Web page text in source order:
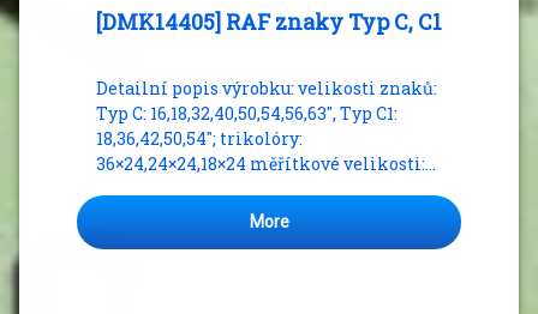
[DMK14405] RAF znaky Typ C, C1
Detailní popis výrobku: velikosti znaků:
Typ C: 16,18,32,40,50,54,56,63″, Typ C1:
18,36,42,50,54″; trikolóry:
36×24,24×24,18×24 měřítkové velikosti:…
More